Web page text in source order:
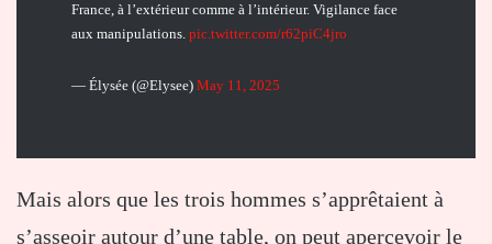
France, à l’extérieur comme à l’intérieur. Vigilance face
aux manipulations. pic.twitter.com/r62piC4jro
— Élysée (@Elysee) May 11, 2025
Mais alors que les trois hommes s’apprêtaient à
s’asseoir autour d’une table, on peut apercevoir le